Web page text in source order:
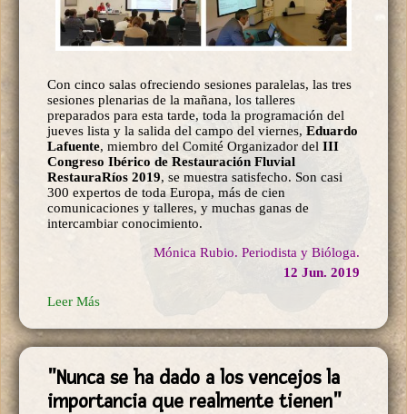
Con cinco salas ofreciendo sesiones paralelas, las tres
sesiones plenarias de la mañana, los talleres
preparados para esta tarde, toda la programación del
jueves lista y la salida del campo del viernes, Eduardo
Lafuente, miembro del Comité Organizador del III
Congreso Ibérico de Restauración Fluvial
RestauraRíos 2019, se muestra satisfecho. Son casi
300 expertos de toda Europa, más de cien
comunicaciones y talleres, y muchas ganas de
intercambiar conocimiento.
Mónica Rubio. Periodista y Bióloga.
12 Jun. 2019
Leer Más
"Nunca se ha dado a los vencejos la
importancia que realmente tienen"